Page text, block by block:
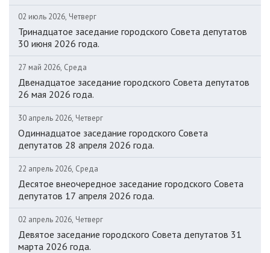
02 июль 2026, Четверг
Тринадцатое заседание городского Совета депутатов
30 июня 2026 года.
27 май 2026, Среда
Двенадцатое заседание городского Совета депутатов
26 мая 2026 года.
30 апрель 2026, Четверг
Одиннадцатое заседание городского Совета
депутатов 28 апреля 2026 года.
22 апрель 2026, Среда
Десятое внеочередное заседание городского Совета
депутатов 17 апреля 2026 года.
02 апрель 2026, Четверг
Девятое заседание городского Совета депутатов 31
марта 2026 года.